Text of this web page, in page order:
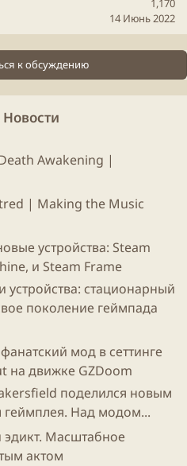
1,170
14 Июнь 2022
к обсуждению
Awakening |
| Making the Music
устройства: Steam
и Steam Frame
устройства: стационарный
поколение геймпада
мод в сеттинге
на движке GZDoom
поделился новым
Над модом...
эдикт. Масштабное
актом